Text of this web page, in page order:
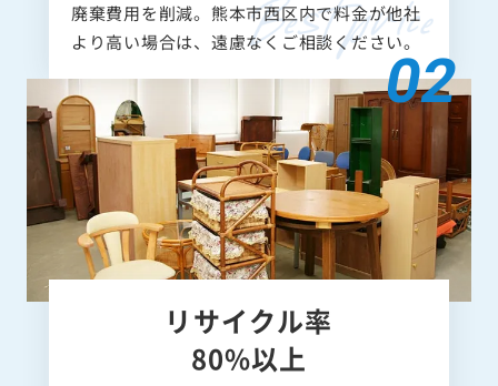
廃棄費用を削減。熊本市西区内で料金が他社
より高い場合は、遠慮なくご相談ください。
リサイクル率
80%以上